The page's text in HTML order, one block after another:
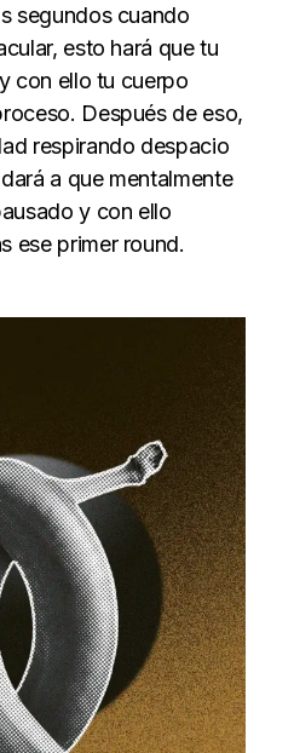
segundos cuando
esto hará que tu
con ello tu cuerpo
Después de eso,
respirando despacio
a que mentalmente
y con ello
ese primer round.